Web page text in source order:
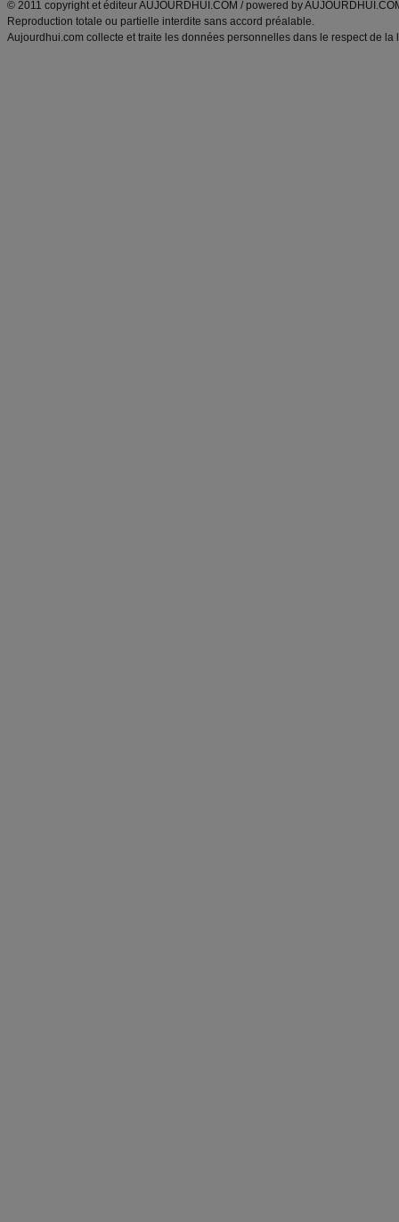
© 2011 copyright et éditeur AUJOURDHUI.COM / powered by
Reproduction totale ou partielle interdite sans accord préalable.
Aujourdhui.com collecte et traite les données personnelles dans le respect de